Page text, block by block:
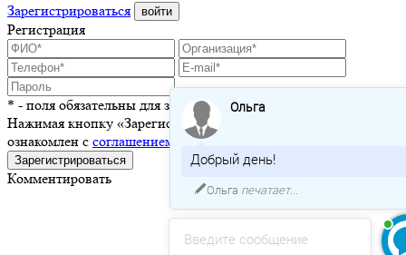
Зарегистрироваться войти
Регистрация
* - поля обязательны для заполнения
Нажимая кнопку «Зарегистрироваться», я подтверждаю, что
ознакомлен с соглашением о пользовании сайтом
Зарегистрироваться
Комментировать
Введите сообщение
Ольга
Добрый день!
Ольга печатает...